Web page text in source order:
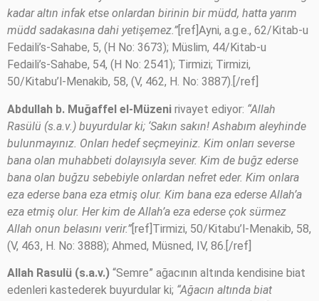
kadar altın infak etse onlardan birinin bir müdd, hatta yarım
müdd sadakasına dahi yetişemez.” [ref]Ayni, a.g.e., 62/Kitab-u
Fedaili’s-Sahabe, 5, (H No: 3673); Müslim, 44/Kitab-u
Fedaili’s-Sahabe, 54, (H No: 2541); Tirmizi; Tirmizi,
50/Kitabu’l-Menakib, 58, (V, 462, H. No: 3887).[/ref]
Abdullah b. Muğaffel el-Müzeni rivayet ediyor: “Allah
Rasülü (s.a.v.) buyurdular ki; ‘Sakın sakın! Ashabım aleyhinde
bulunmayınız. Onları hedef seçmeyiniz. Kim onları severse
bana olan muhabbeti dolayısıyla sever. Kim de buğz ederse
bana olan buğzu sebebiyle onlardan nefret eder. Kim onlara
eza ederse bana eza etmiş olur. Kim bana eza ederse Allah’a
eza etmiş olur. Her kim de Allah’a eza ederse çok sürmez
Allah onun belasını verir.” [ref]Tirmizi, 50/Kitabu’l-Menakib, 58,
(V, 463, H. No: 3888); Ahmed, Müsned, IV, 86.[/ref]
Allah Rasulü (s.a.v.) “Semre” ağacının altında kendisine biat
edenleri kastederek buyurdular ki; “Ağacın altında biat